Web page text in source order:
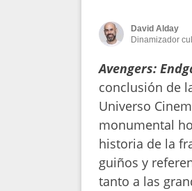
David Alday
Dinamizador
Avengers:
conclusión de
Universo
monumental
historia de la
guiños y
tanto a las